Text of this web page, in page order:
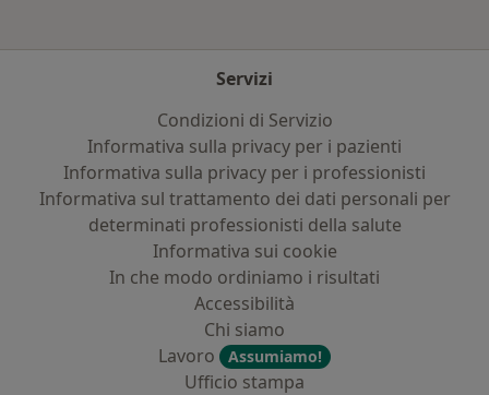
Servizi
Condizioni di Servizio
Informativa sulla privacy per i pazienti
Informativa sulla privacy per i professionisti
Informativa sul trattamento dei dati personali per
determinati professionisti della salute
Informativa sui cookie
In che modo ordiniamo i risultati
Accessibilità
Chi siamo
Lavoro
Assumiamo!
Ufficio stampa